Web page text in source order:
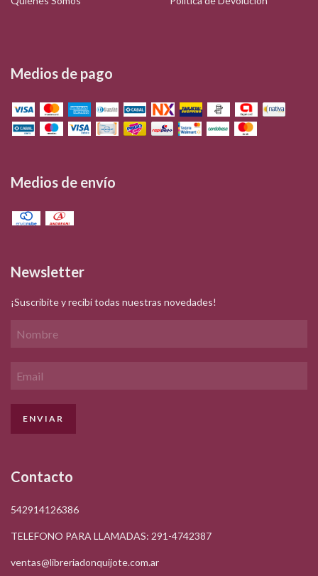
Medios de pago
Medios de envío
Newsletter
¡Suscribite y recibí todas nuestras novedades!
Contacto
542914126386
TELEFONO PARA LLAMADAS: 291-4742387
ventas@libreriadonquijote.com.ar